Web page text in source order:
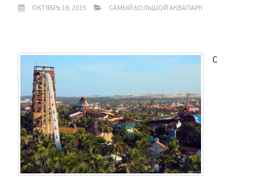
ОКТЯБРЬ 19, 2015 САМЫЙ БОЛЬШОЙ АКВАПАРК
C